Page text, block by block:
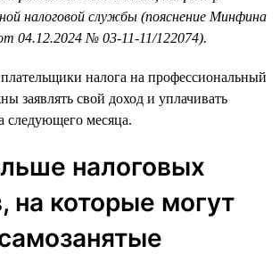
налоговой службы (пояснение Минфина
04.12.2024 № 03-11-11/122074).
налога на профессиональный
заявлять свой доход и уплачивать
следующего месяца.
налоговых
на которые могут